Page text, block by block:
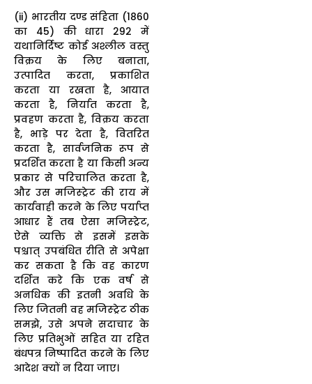
(ii) भारतीय दण्ड संहिता (1860
का 45) की धारा 292 में
यथानिर्दिष्ट कोई अश्लील वस्तु
विक्रय के लिए बनाता,
उत्पादित करता, प्रकाशित
करता या रखता है, आयात
करता है, निर्यात करता है,
प्रवहण करता है, विक्रय करता
है, भाड़े पर देता है, वितरित
करता है, सार्वजनिक रूप से
प्रदर्शित करता है या किसी अन्य
प्रकार से परिचालित करता है,
और उस मजिस्ट्रेट की राय में
कार्यवाही करने के लिए पर्याप्त
आधार हैं तब ऐसा मजिस्ट्रेट,
ऐसे व्यक्ति से इसमें इसके
पश्चात् उपबंधित रीति से अपेक्षा
कर सकता है कि वह कारण
दर्शित करे कि एक वर्ष से
अनधिक की इतनी अवधि के
लिए जितनी वह मजिस्ट्रेट ठीक
समझे, उसे अपने सदाचार के
लिए प्रतिभुओं सहित या रहित
बंधपत्र निष्पादित करने के लिए
आदेश क्यों न दिया जाए।